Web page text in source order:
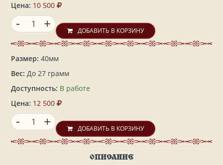
Цена: 10 500
+
- ДОБАВИТЬ В КОРЗИНУ
Размер: 40мм
Вес: До 27 грамм
Доступность: В работе
Цена: 12 500
+
- ДОБАВИТЬ В КОРЗИНУ
ОПИСАНИЕ